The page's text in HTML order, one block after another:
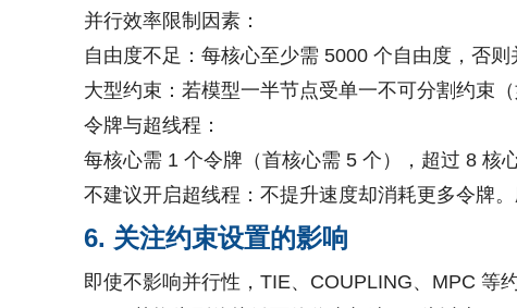
并行效率限制因素：
自由度不足：每核心至少需 5000 个自由度，否则
大型约束：若模型一半节点受单一不可分割约束
令牌与超线程：
每核心需 1 个令牌（首核心需 5 个），超过 8 核
不建议开启超线程：不提升速度却消耗更多令牌
6. 关注约束设置的影响​
即使不影响并行性，TIE、COUPLING、MPC 等